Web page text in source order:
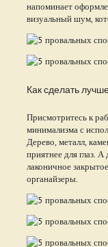
напоминает
визуальный шум,
Как сделать
Присмотритесь к
минимализма с
Дерево, металл,
приятнее для глаз.
лаконичное
органайзеры.